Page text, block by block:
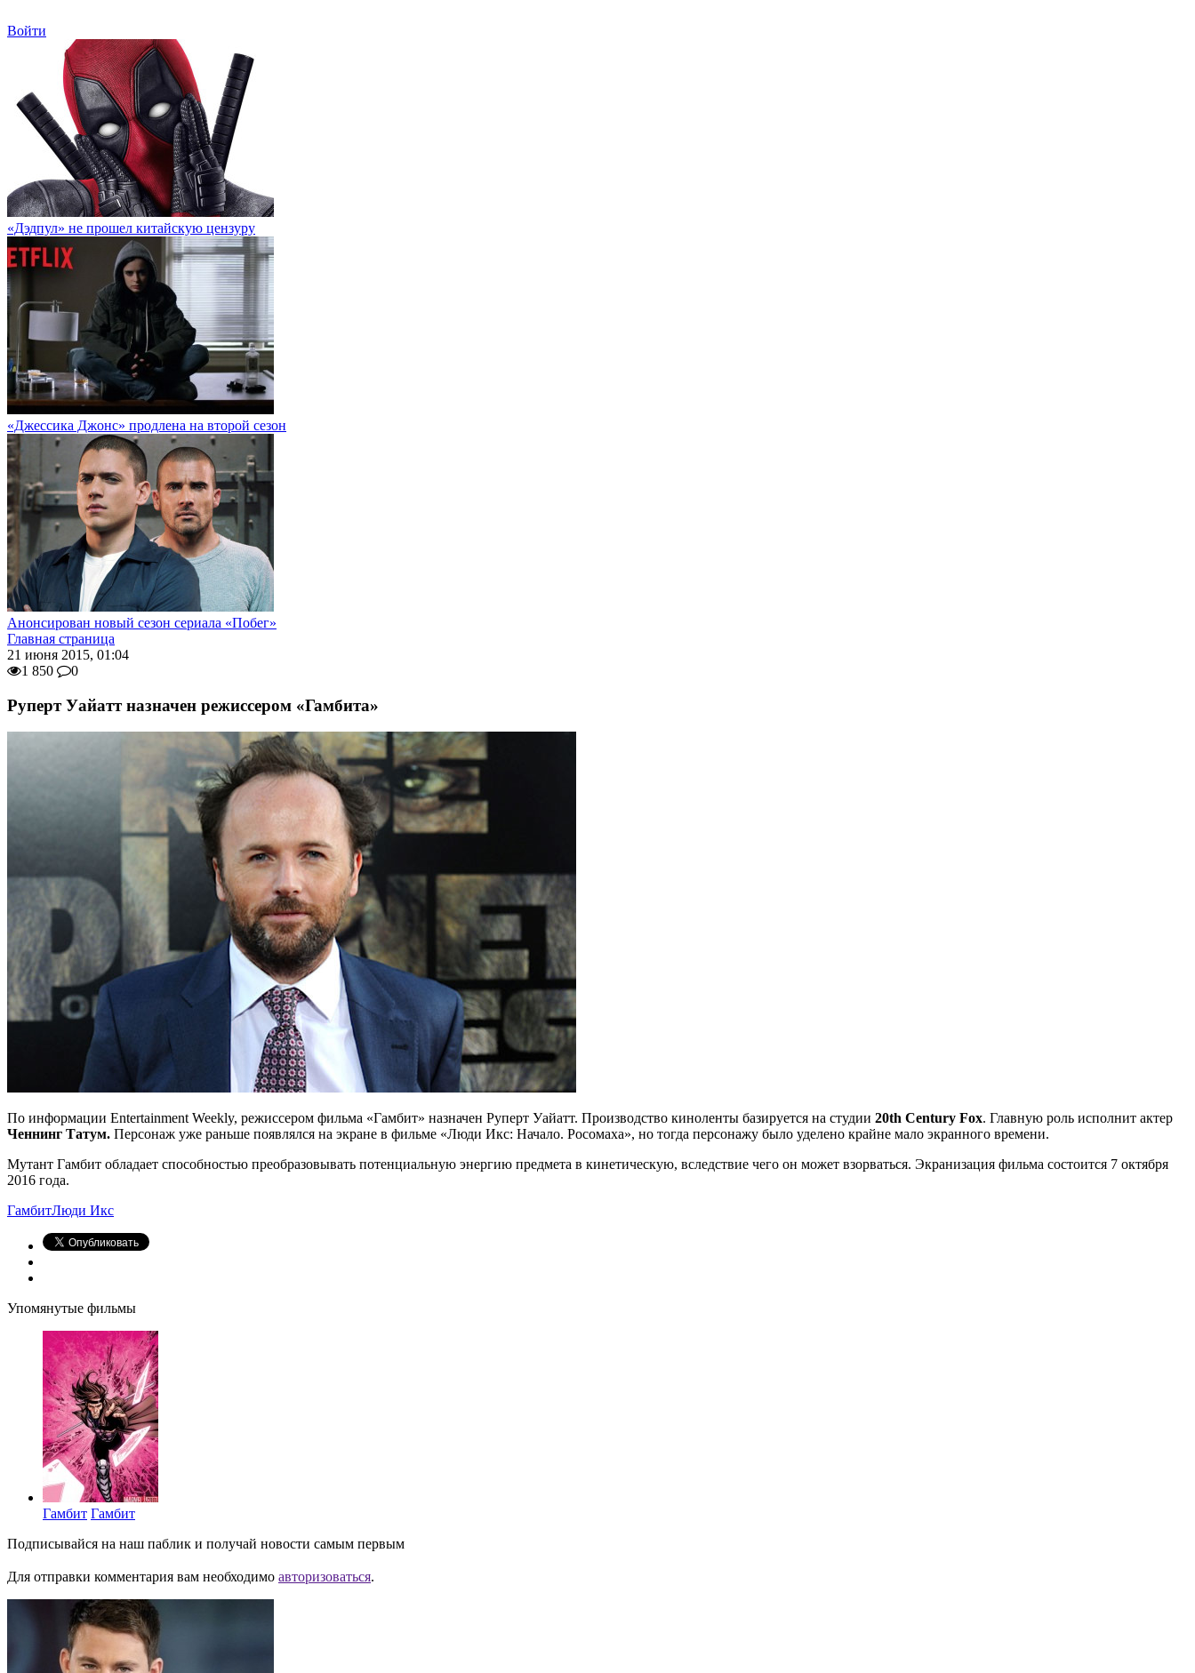
Войти
«Дэдпул» не прошел китайскую цензуру
«Джессика Джонс» продлена на второй сезон
Анонсирован новый сезон сериала «Побег»
Главная страница
21 июня 2015, 01:04
1 850
0
Руперт Уайатт назначен режиссером «Гамбита»
По информации Entertainment Weekly, режиссером фильма «Гамбит» назначен Руперт Уайатт. Производство киноленты базируется на студии 20th Century Fox. Главную роль исполнит актер
Ченнинг Татум. Персонаж уже раньше появлялся на экране в фильме «Люди Икс: Начало. Росомаха», но тогда персонажу было уделено крайне мало экранного времени.
Мутант Гамбит обладает способностью преобразовывать потенциальную энергию предмета в кинетическую, вследствие чего он может взорваться. Экранизация фильма состоится 7 октября
2016 года.
ГамбитЛюди Икс
Упомянутые фильмы
Гамбит Гамбит
Подписывайся на наш паблик и получай новости самым первым
Для отправки комментария вам необходимо авторизоваться.